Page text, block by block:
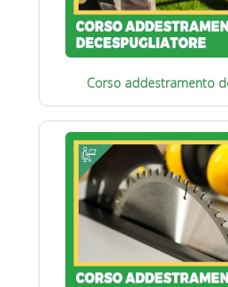
Corso addestramento